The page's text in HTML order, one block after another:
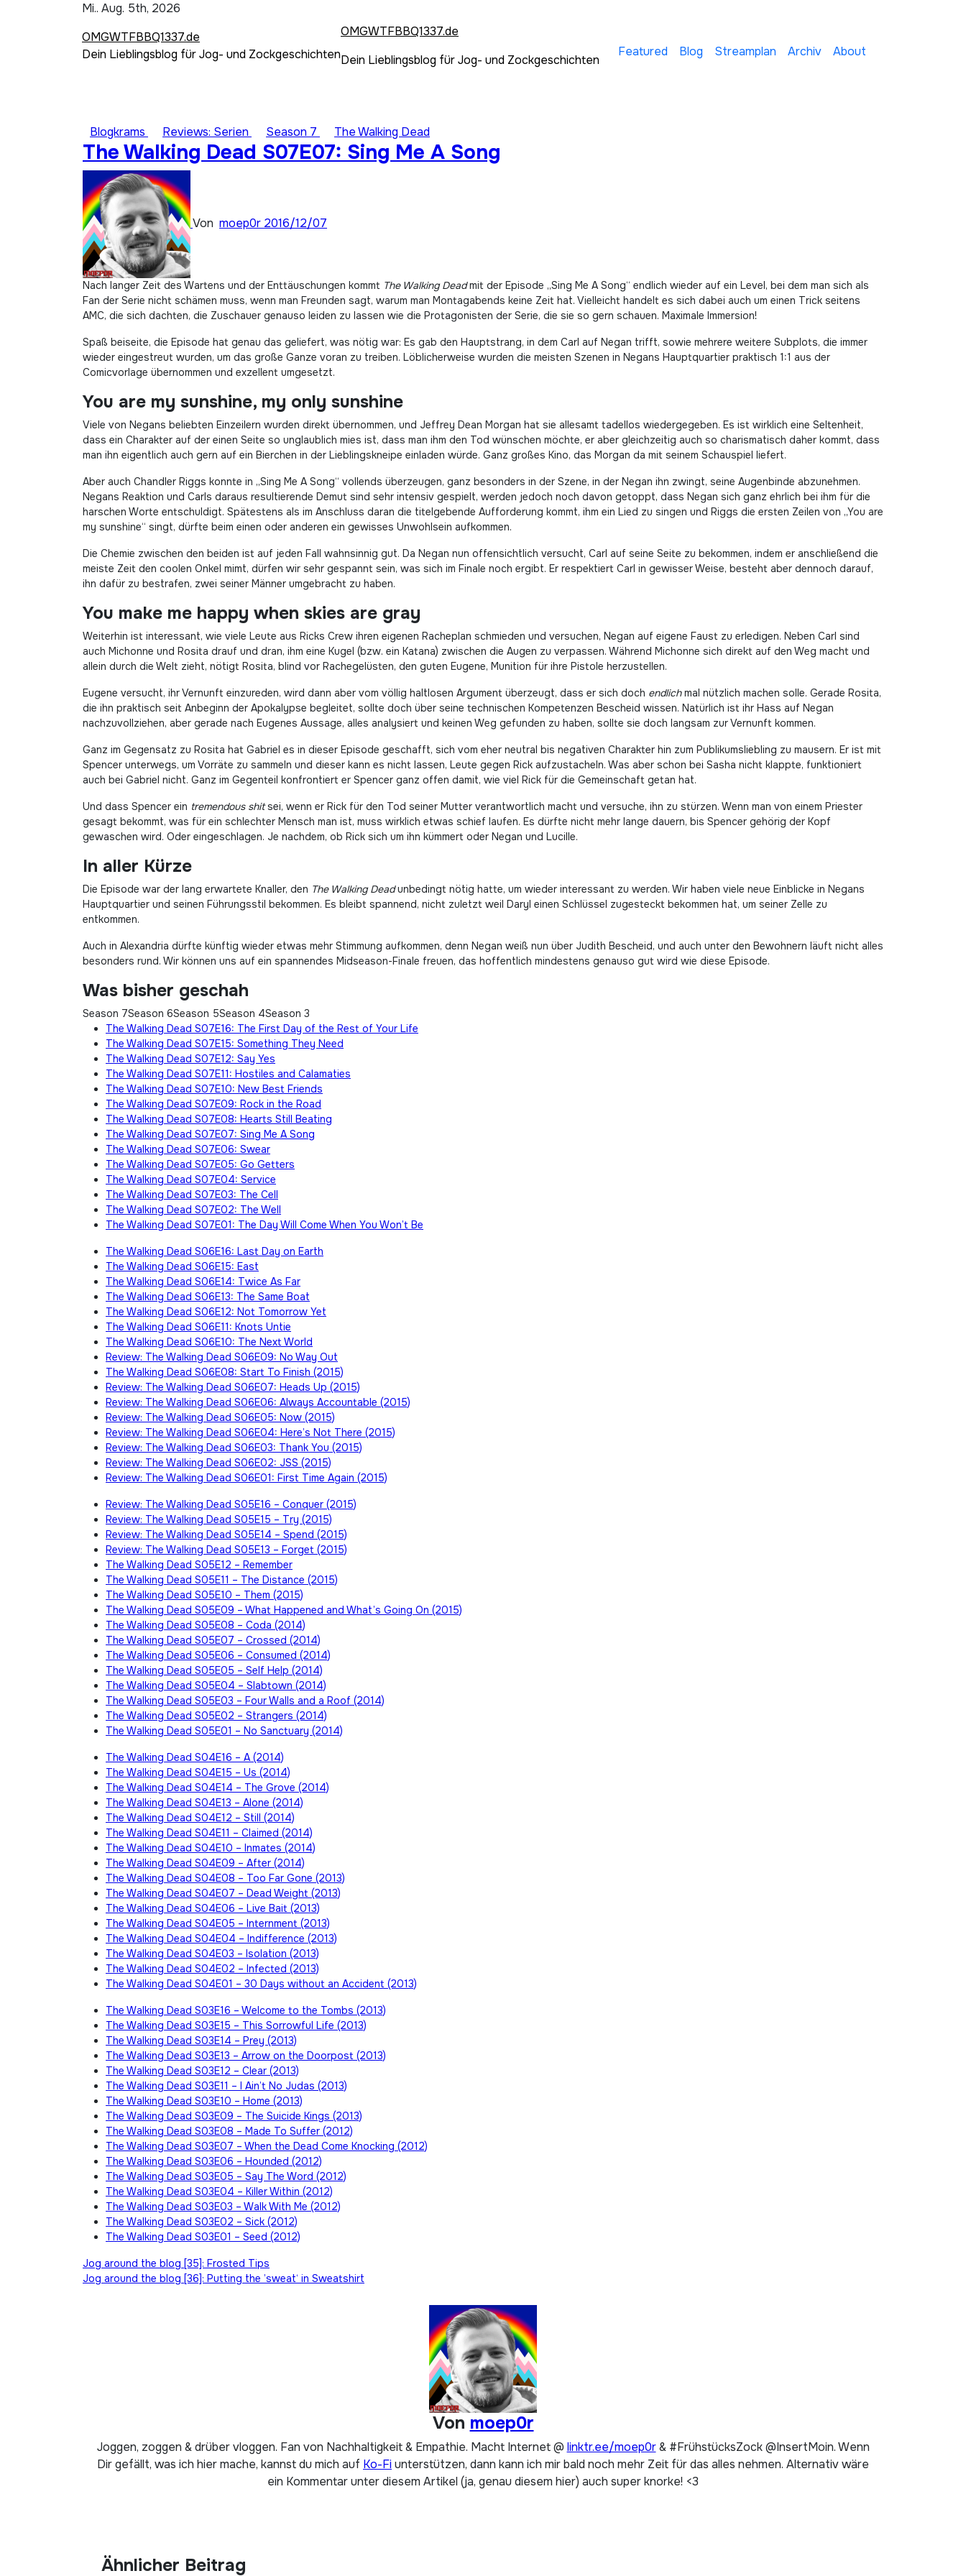
Mi.. Aug. 5th, 2026
OMGWTFBBQ1337.de
Dein Lieblingsblog für Jog- und Zockgeschichten
OMGWTFBBQ1337.de
Dein Lieblingsblog für Jog- und Zockgeschichten
Featured Blog Streamplan Archiv About
Blogkrams Reviews: Serien Season 7 The Walking Dead
The Walking Dead S07E07: Sing Me A Song
Von moep0r 2016/12/07
Nach langer Zeit des Wartens und der Enttäuschungen kommt The Walking Deadmit der Episode „Sing Me A Song“ endlich wieder auf ein Level, bei dem man sich als
Fan der Serie nicht schämen muss, wenn man Freunden sagt, warum man Montagabends keine Zeit hat. Vielleicht handelt es sich dabei auch um einen Trick seitens
AMC, die sich dachten, die Zuschauer genauso leiden zu lassen wie die Protagonisten der Serie, die sie so gern schauen. Maximale Immersion!
Spaß beiseite, die Episode hat genau das geliefert, was nötig war: Es gab den Hauptstrang, in dem Carl auf Negan trifft, sowie mehrere weitere Subplots, die immer
wieder eingestreut wurden, um das große Ganze voran zu treiben. Löblicherweise wurden die meisten Szenen in Negans Hauptquartier praktisch 1:1 aus der
Comicvorlage übernommen und exzellent umgesetzt.
You are my sunshine, my only sunshine
Viele von Negans beliebten Einzeilern wurden direkt übernommen, und Jeffrey Dean Morgan hat sie allesamt tadellos wiedergegeben. Es ist wirklich eine Seltenheit,
dass ein Charakter auf der einen Seite so unglaublich mies ist, dass man ihm den Tod wünschen möchte, er aber gleichzeitig auch so charismatisch daher kommt, dass
man ihn eigentlich auch gern auf ein Bierchen in der Lieblingskneipe einladen würde. Ganz großes Kino, das Morgan da mit seinem Schauspiel liefert.
Aber auch Chandler Riggs konnte in „Sing Me A Song“ vollends überzeugen, ganz besonders in der Szene, in der Negan ihn zwingt, seine Augenbinde abzunehmen.
Negans Reaktion und Carls daraus resultierende Demut sind sehr intensiv gespielt, werden jedoch noch davon getoppt, dass Negan sich ganz ehrlich bei ihm für die
harschen Worte entschuldigt. Spätestens als im Anschluss daran die titelgebende Aufforderung kommt, ihm ein Lied zu singen und Riggs die ersten Zeilen von „You are
my sunshine“ singt, dürfte beim einen oder anderen ein gewisses Unwohlsein aufkommen.
Die Chemie zwischen den beiden ist auf jeden Fall wahnsinnig gut. Da Negan nun offensichtlich versucht, Carl auf seine Seite zu bekommen, indem er anschließend die
meiste Zeit den coolen Onkel mimt, dürfen wir sehr gespannt sein, was sich im Finale noch ergibt. Er respektiert Carl in gewisser Weise, besteht aber dennoch darauf,
ihn dafür zu bestrafen, zwei seiner Männer umgebracht zu haben.
You make me happy when skies are gray
Weiterhin ist interessant, wie viele Leute aus Ricks Crew ihren eigenen Racheplan schmieden und versuchen, Negan auf eigene Faust zu erledigen. Neben Carl sind
auch Michonne und Rosita drauf und dran, ihm eine Kugel (bzw. ein Katana) zwischen die Augen zu verpassen. Während Michonne sich direkt auf den Weg macht und
allein durch die Welt zieht, nötigt Rosita, blind vor Rachegelüsten, den guten Eugene, Munition für ihre Pistole herzustellen.
Eugene versucht, ihr Vernunft einzureden, wird dann aber vom völlig haltlosen Argument überzeugt, dass er sich doch endlichmal nützlich machen solle. Gerade Rosita,
die ihn praktisch seit Anbeginn der Apokalypse begleitet, sollte doch über seine technischen Kompetenzen Bescheid wissen. Natürlich ist ihr Hass auf Negan
nachzuvollziehen, aber gerade nach Eugenes Aussage, alles analysiert und keinen Weg gefunden zu haben, sollte sie doch langsam zur Vernunft kommen.
Ganz im Gegensatz zu Rosita hat Gabriel es in dieser Episode geschafft, sich vom eher neutral bis negativen Charakter hin zum Publikumsliebling zu mausern. Er ist mit
Spencer unterwegs, um Vorräte zu sammeln und dieser kann es nicht lassen, Leute gegen Rick aufzustacheln. Was aber schon bei Sasha nicht klappte, funktioniert
auch bei Gabriel nicht. Ganz im Gegenteil konfrontiert er Spencer ganz offen damit, wie viel Rick für die Gemeinschaft getan hat.
Und dass Spencer ein tremendous shitsei, wenn er Rick für den Tod seiner Mutter verantwortlich macht und versuche, ihn zu stürzen. Wenn man von einem Priester
gesagt bekommt, was für ein schlechter Mensch man ist, muss wirklich etwas schief laufen. Es dürfte nicht mehr lange dauern, bis Spencer gehörig der Kopf
gewaschen wird. Oder eingeschlagen. Je nachdem, ob Rick sich um ihn kümmert oder Negan und Lucille.
In aller Kürze
Die Episode war der lang erwartete Knaller, den The Walking Deadunbedingt nötig hatte, um wieder interessant zu werden. Wir haben viele neue Einblicke in Negans
Hauptquartier und seinen Führungsstil bekommen. Es bleibt spannend, nicht zuletzt weil Daryl einen Schlüssel zugesteckt bekommen hat, um seiner Zelle zu
entkommen.
Auch in Alexandria dürfte künftig wieder etwas mehr Stimmung aufkommen, denn Negan weiß nun über Judith Bescheid, und auch unter den Bewohnern läuft nicht alles
besonders rund. Wir können uns auf ein spannendes Midseason-Finale freuen, das hoffentlich mindestens genauso gut wird wie diese Episode.
Was bisher geschah
Season 7Season 6Season 5Season 4Season 3
The Walking Dead S07E16: The First Day of the Rest of Your Life
The Walking Dead S07E15: Something They Need
The Walking Dead S07E12: Say Yes
The Walking Dead S07E11: Hostiles and Calamaties
The Walking Dead S07E10: New Best Friends
The Walking Dead S07E09: Rock in the Road
The Walking Dead S07E08: Hearts Still Beating
The Walking Dead S07E07: Sing Me A Song
The Walking Dead S07E06: Swear
The Walking Dead S07E05: Go Getters
The Walking Dead S07E04: Service
The Walking Dead S07E03: The Cell
The Walking Dead S07E02: The Well
The Walking Dead S07E01: The Day Will Come When You Won’t Be
The Walking Dead S06E16: Last Day on Earth
The Walking Dead S06E15: East
The Walking Dead S06E14: Twice As Far
The Walking Dead S06E13: The Same Boat
The Walking Dead S06E12: Not Tomorrow Yet
The Walking Dead S06E11: Knots Untie
The Walking Dead S06E10: The Next World
Review: The Walking Dead S06E09: No Way Out
The Walking Dead S06E08: Start To Finish (2015)
Review: The Walking Dead S06E07: Heads Up (2015)
Review: The Walking Dead S06E06: Always Accountable (2015)
Review: The Walking Dead S06E05: Now (2015)
Review: The Walking Dead S06E04: Here’s Not There (2015)
Review: The Walking Dead S06E03: Thank You (2015)
Review: The Walking Dead S06E02: JSS (2015)
Review: The Walking Dead S06E01: First Time Again (2015)
Review: The Walking Dead S05E16 – Conquer (2015)
Review: The Walking Dead S05E15 – Try (2015)
Review: The Walking Dead S05E14 – Spend (2015)
Review: The Walking Dead S05E13 – Forget (2015)
The Walking Dead S05E12 – Remember
The Walking Dead S05E11 – The Distance (2015)
The Walking Dead S05E10 – Them (2015)
The Walking Dead S05E09 – What Happened and What’s Going On (2015)
The Walking Dead S05E08 – Coda (2014)
The Walking Dead S05E07 – Crossed (2014)
The Walking Dead S05E06 – Consumed (2014)
The Walking Dead S05E05 – Self Help (2014)
The Walking Dead S05E04 – Slabtown (2014)
The Walking Dead S05E03 – Four Walls and a Roof (2014)
The Walking Dead S05E02 – Strangers (2014)
The Walking Dead S05E01 – No Sanctuary (2014)
The Walking Dead S04E16 – A (2014)
The Walking Dead S04E15 – Us (2014)
The Walking Dead S04E14 – The Grove (2014)
The Walking Dead S04E13 – Alone (2014)
The Walking Dead S04E12 – Still (2014)
The Walking Dead S04E11 – Claimed (2014)
The Walking Dead S04E10 – Inmates (2014)
The Walking Dead S04E09 – After (2014)
The Walking Dead S04E08 – Too Far Gone (2013)
The Walking Dead S04E07 – Dead Weight (2013)
The Walking Dead S04E06 – Live Bait (2013)
The Walking Dead S04E05 – Internment (2013)
The Walking Dead S04E04 – Indifference (2013)
The Walking Dead S04E03 – Isolation (2013)
The Walking Dead S04E02 – Infected (2013)
The Walking Dead S04E01 – 30 Days without an Accident (2013)
The Walking Dead S03E16 – Welcome to the Tombs (2013)
The Walking Dead S03E15 – This Sorrowful Life (2013)
The Walking Dead S03E14 – Prey (2013)
The Walking Dead S03E13 – Arrow on the Doorpost (2013)
The Walking Dead S03E12 – Clear (2013)
The Walking Dead S03E11 – I Ain’t No Judas (2013)
The Walking Dead S03E10 – Home (2013)
The Walking Dead S03E09 – The Suicide Kings (2013)
The Walking Dead S03E08 – Made To Suffer (2012)
The Walking Dead S03E07 – When the Dead Come Knocking (2012)
The Walking Dead S03E06 – Hounded (2012)
The Walking Dead S03E05 – Say The Word (2012)
The Walking Dead S03E04 – Killer Within (2012)
The Walking Dead S03E03 – Walk With Me (2012)
The Walking Dead S03E02 – Sick (2012)
The Walking Dead S03E01 – Seed (2012)
Beitragsnavigation
Jog around the blog [35]: Frosted Tips
Jog around the blog [36]: Putting the ’sweat‘ in Sweatshirt
Von moep0r
Joggen, zoggen & drüber vloggen. Fan von Nachhaltigkeit & Empathie. Macht Internet @ linktr.ee/moep0r& #FrühstücksZock @InsertMoin. Wenn
Dir gefällt, was ich hier mache, kannst du mich auf Ko-Fiunterstützen, dann kann ich mir bald noch mehr Zeit für das alles nehmen. Alternativ wäre
ein Kommentar unter diesem Artikel (ja, genau diesem hier) auch super knorke! <3
Ähnlicher Beitrag